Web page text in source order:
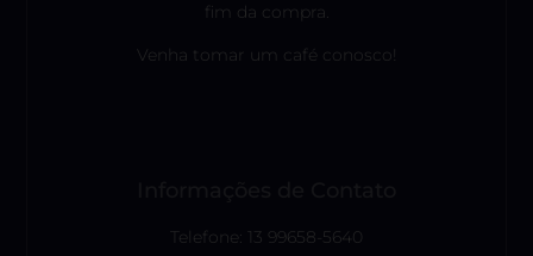
fim da compra.
Venha tomar um café conosco!
Telefone: 13 99658-5640